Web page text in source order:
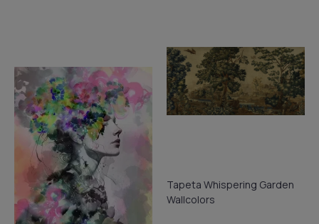
Tapeta Whispering Garden
Wallcolors